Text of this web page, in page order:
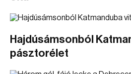
Hajdúsámsonból
pásztorélet